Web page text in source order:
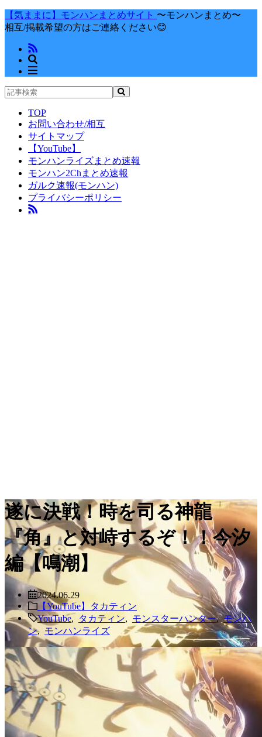
【気ままに】モンハンまとめサイト 〜モンハンまとめ〜
相互/掲載希望の方はご連絡ください😊
TOP
お問い合わせ/相互
サイトマップ
【YouTube】
モンハンライズまとめ速報
モンハン2Chまとめ速報
ガルク速報(モンハン)
プライバシーポリシー
遂に決戦！時を司る神龍
『角』と対峙するぞ！！今汐
編【鳴潮】
2024.06.29
【YouTube】タカティン
YouTube, タカティン モンスターハンター,モンハ
ン, モンハンライズ